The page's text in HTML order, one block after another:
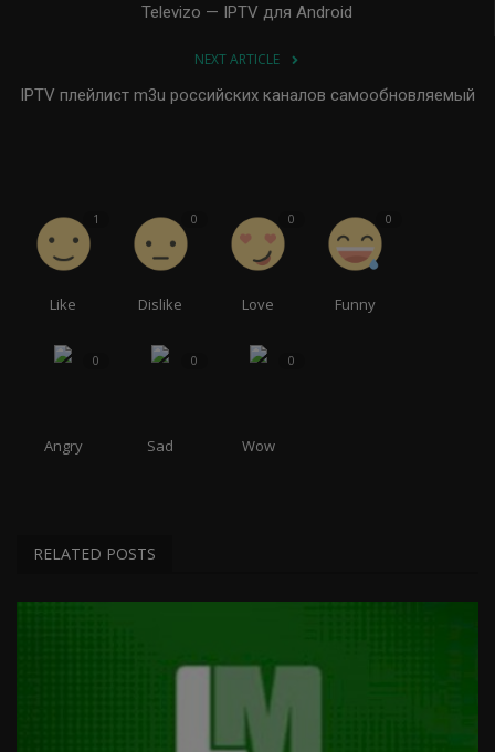
Televizo — IPTV для Android
NEXT ARTICLE
IPTV плейлист m3u российских каналов самообновляемый
1
Like
0
Dislike
0
Love
0
Funny
0
Angry
0
Sad
0
Wow
RELATED POSTS